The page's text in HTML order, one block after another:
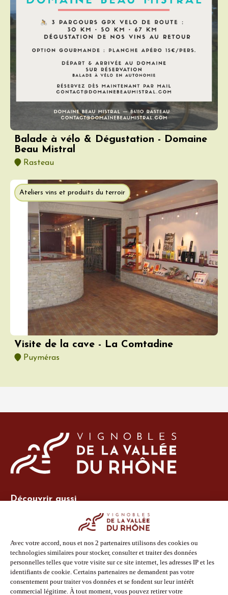
Balade à vélo & Dégustation - Domaine
Beau Mistral
Rasteau
Ateliers vins et produits du terroir
Visite de la cave - La Comtadine
Puyméras
Découvrir aussi
Espace adhérent
Espace presse
Phototèque
Suivez-nous
Facebook